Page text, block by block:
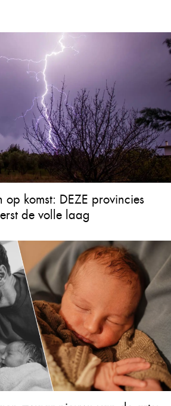
op komst: DEZE provincies
de volle laag